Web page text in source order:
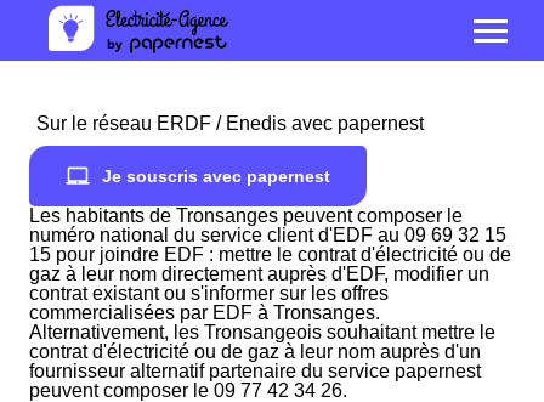
Sur le réseau ERDF / Enedis avec papernest
Je souscris avec papernest
Les habitants de Tronsanges peuvent composer le
numéro national du service client d'EDF au 09 69 32 15
15 pour joindre EDF : mettre le contrat d'électricité ou de
gaz à leur nom directement auprès d'EDF, modifier un
contrat existant ou s'informer sur les offres
commercialisées par EDF à Tronsanges.
Alternativement, les Tronsangeois souhaitant mettre le
contrat d'électricité ou de gaz à leur nom auprès d'un
fournisseur alternatif partenaire du service papernest
peuvent composer le 09 77 42 34 26.